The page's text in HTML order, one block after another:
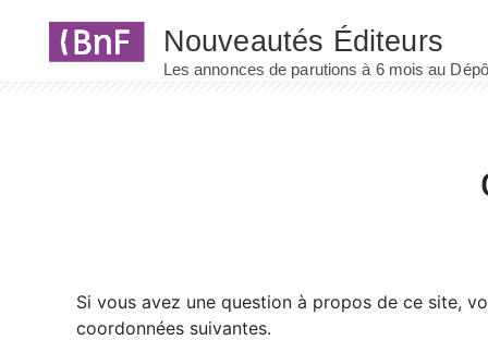
Si vous avez une question à propos de ce site,
coordonnées suivantes.